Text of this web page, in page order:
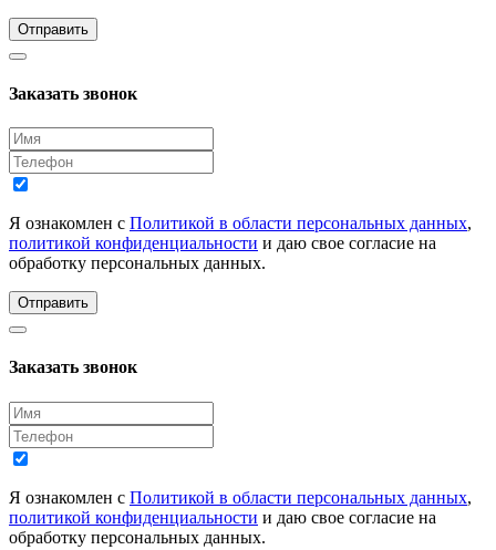
Отправить
Заказать звонок
Я ознакомлен с Политикой в области персональных данных,
политикой конфиденциальности и даю свое согласие на
обработку персональных данных.
Отправить
Заказать звонок
Я ознакомлен с Политикой в области персональных данных,
политикой конфиденциальности и даю свое согласие на
обработку персональных данных.